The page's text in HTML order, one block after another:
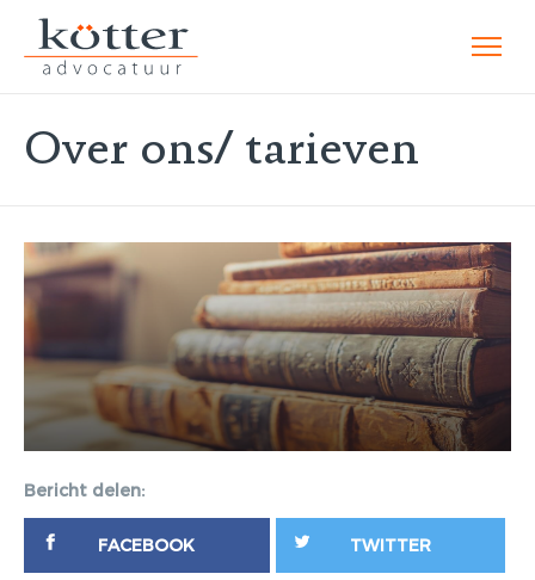
Over ons/ tarieven
Bericht delen:
FACEBOOK TWITTER